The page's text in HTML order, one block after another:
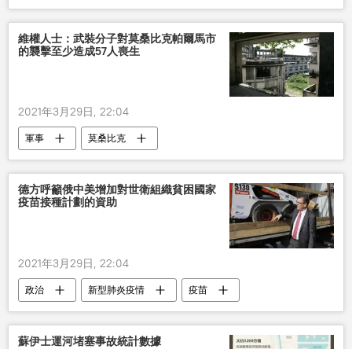
維權人士：武裝分子對莫桑比克帕爾馬市
的襲擊至少造成57人喪生
2021年3月29日, 22:04
軍事 莫桑比克
德方呼籲俄中美增加對世衛組織貧困國家
疫苗接種計劃的資助
2021年3月29日, 22:04
政治 新型肺炎疫情
疫苗
冠狀病毒最新動態
蘇伊士運河堵塞事故統計數據